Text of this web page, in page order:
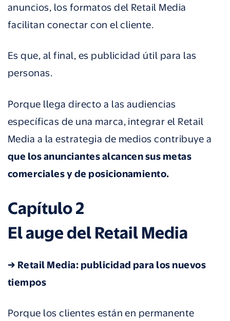
anuncios, los formatos del Retail Media
facilitan conectar con el cliente.
Es que, al final, es publicidad útil para las
personas.
Porque llega directo a las audiencias
específicas de una marca, integrar el Retail
Media a la estrategia de medios contribuye a
que los anunciantes alcancen sus metas
comerciales y de posicionamiento.
Capítulo 2
El auge del Retail Media
→ Retail Media: publicidad para los nuevos
tiempos
Porque los clientes están en permanente